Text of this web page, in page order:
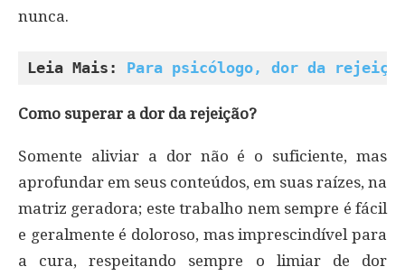
nunca.
Leia Mais: Para psicólogo, dor da
Como superar a dor da rejeição?
Somente aliviar a dor não é o suficiente, mas
aprofundar em seus conteúdos, em suas raízes, na
matriz geradora; este trabalho nem sempre é fácil
e geralmente é doloroso, mas imprescindível para
a cura, respeitando sempre o limiar de dor